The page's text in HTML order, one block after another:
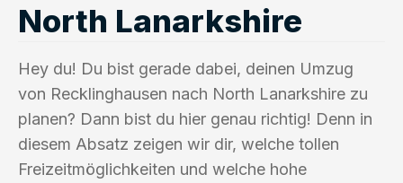
North Lanarkshire
Hey du! Du bist gerade dabei, deinen Umzug
von Recklinghausen nach North Lanarkshire zu
planen? Dann bist du hier genau richtig! Denn in
diesem Absatz zeigen wir dir, welche tollen
Freizeitmöglichkeiten und welche hohe